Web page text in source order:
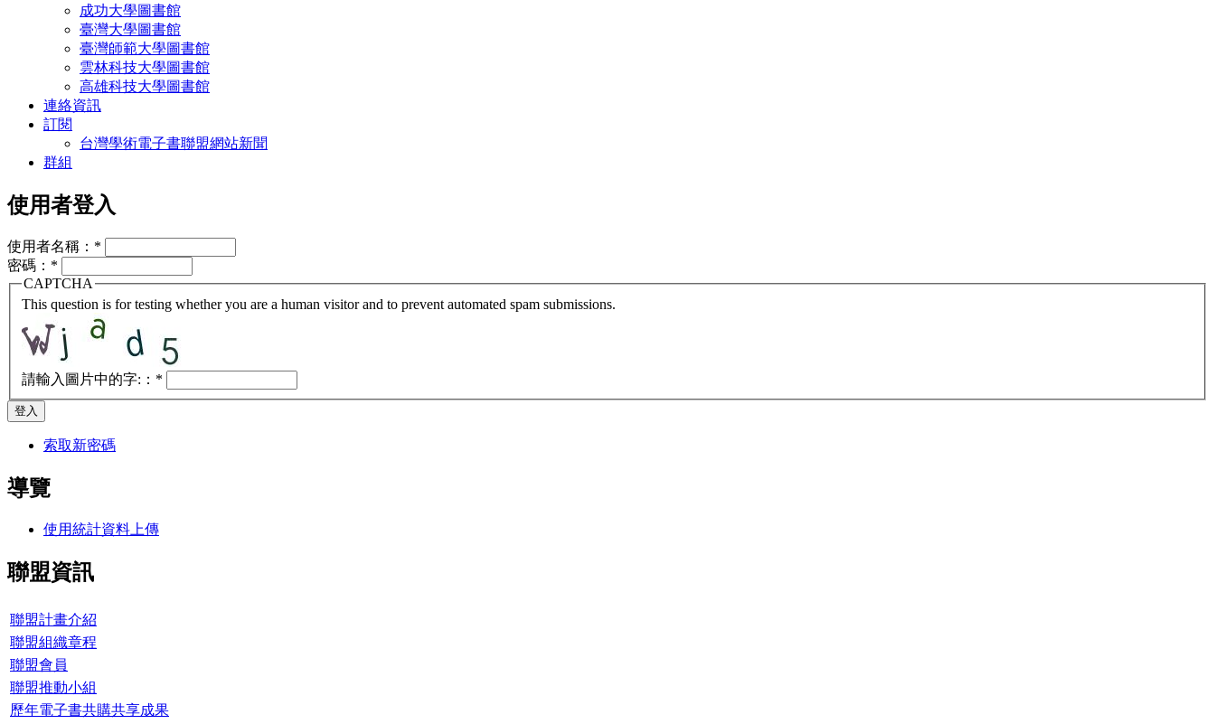
成功大學圖書館
臺灣大學圖書館
臺灣師範大學圖書館
雲林科技大學圖書館
高雄科技大學圖書館
連絡資訊
訂閱
台灣學術電子書聯盟網站新聞
群組
使用者登入
使用者名稱： *
密碼： *
CAPTCHA
This question is for testing whether you are a human visitor and to prevent automated spam submissions.
請輸入圖片中的字:： *
索取新密碼
導覽
使用統計資料上傳
聯盟資訊
聯盟計畫介紹
聯盟組織章程
聯盟會員
聯盟推動小組
歷年電子書共購共享成果